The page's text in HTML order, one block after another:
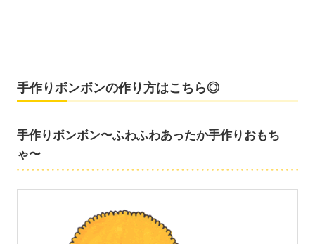
手作りボンボンの作り方はこちら◎
手作りボンボン〜ふわふわあったか手作りおもち
ゃ〜